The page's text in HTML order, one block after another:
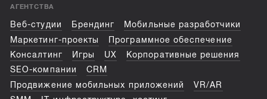
АГЕНТСТВА
Веб-студии Брендинг
Мобильные разработчики
Маркетинг-проекты
Программное обеспечение
Консалтинг
Игры UX
Корпоративные решения
SEO-компании
CRM
Продвижение мобильных приложений
VR/AR